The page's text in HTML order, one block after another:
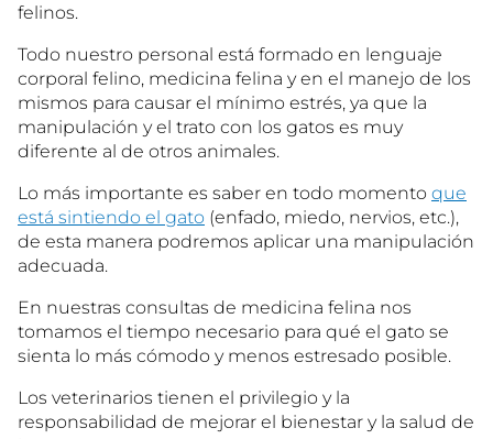
felinos.
Todo nuestro personal está formado en lenguaje
corporal felino, medicina felina y en el manejo de los
mismos para causar el mínimo estrés, ya que la
manipulación y el trato con los gatos es muy
diferente al de otros animales.
Lo más importante es saber en todo momento que
está sintiendo el gato (enfado, miedo, nervios, etc.),
de esta manera podremos aplicar una manipulación
adecuada.
En nuestras consultas de medicina felina nos
tomamos el tiempo necesario para qué el gato se
sienta lo más cómodo y menos estresado posible.
Los veterinarios tienen el privilegio y la
responsabilidad de mejorar el bienestar y la salud de